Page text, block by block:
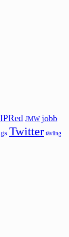
IPRed JMW jobb
Twitter tävling